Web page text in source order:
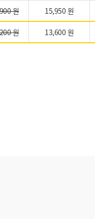
원 15,950 원
원 13,600 원